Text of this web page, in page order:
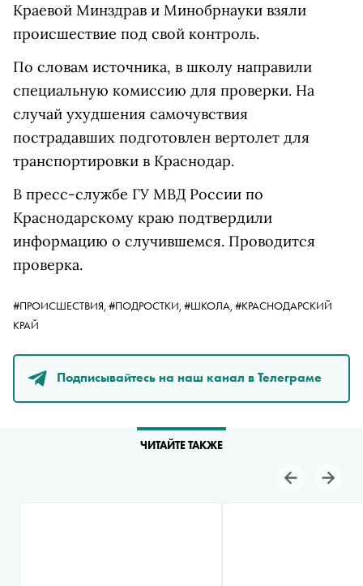
Краевой Минздрав и Минобрнауки взяли
происшествие под свой контроль.
По словам источника, в школу направили
специальную комиссию для проверки. На
случай ухудшения самочувствия
пострадавших подготовлен вертолет для
транспортировки в Краснодар.
В пресс-службе ГУ МВД России по
Краснодарскому краю подтвердили
информацию о случившемся. Проводится
проверка.
#ПРОИСШЕСТВИЯ, #ПОДРОСТКИ, #ШКОЛА, #КРАСНОДАРСКИЙ
КРАЙ
Подписывайтесь на наш канал в Телеграме
ЧИТАЙТЕ ТАКЖЕ